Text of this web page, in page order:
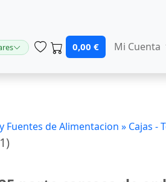
0,00 € Mi Cuenta
Fuentes de Alimentacion » Cajas -